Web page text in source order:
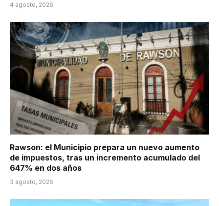
4 agosto, 2026
Rawson: el Municipio prepara un nuevo aumento
de impuestos, tras un incremento acumulado del
647% en dos años
3 agosto, 2026